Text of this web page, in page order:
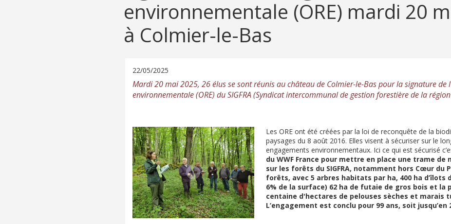
environnementale (ORE) mardi 20
à Colmier-le-Bas
22/05/2025
Mardi 20 mai 2025, 26 élus se sont réunis au château de Colmier-le-Bas pour la signature de
environnementale (ORE) du SIGFRA (Syndicat intercommunal de gestion forestière de la région
Les ORE ont été créées par la loi de reconquête de la
paysages du 8 août 2016. Elles visent à sécuriser sur le
engagements environnementaux. Ici ce qui est sécurisé
du WWF France pour mettre en place une trame
sur les forêts du SIGFRA, notamment hors Cœur du
forêts, avec 5 arbres habitats par ha, 400 ha d’îlots
6% de la surface) 62 ha de futaie de gros bois et la
centaine d'hectares de pelouses sèches et marais
L’engagement est conclu pour 99 ans, soit jusqu’en